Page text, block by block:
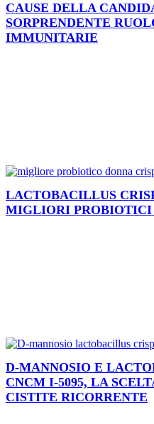
CAUSE DELLA
SORPRENDENTE
IMMUNITARIE
LACTOBACILLUS
MIGLIORI PROBIOTICI
D-MANNOSIO E
CNCM I-5095, LA
CISTITE RICORRENTE